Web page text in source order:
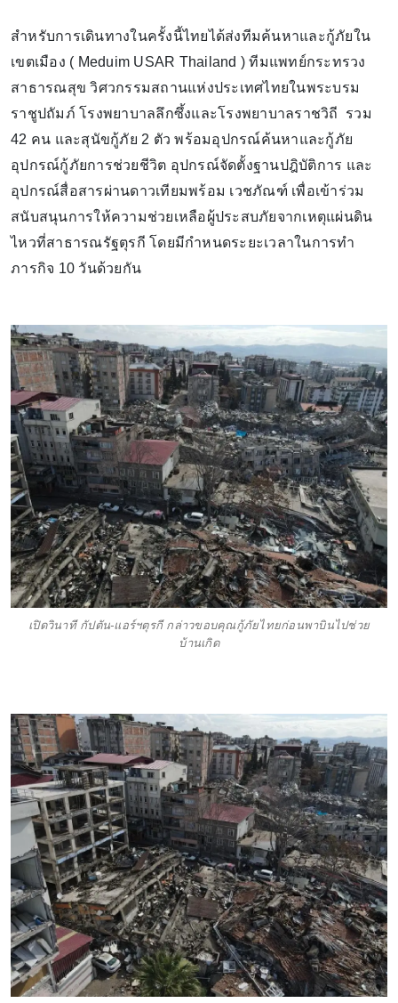
สำหรับการเดินทางในครั้งนี้ไทยได้ส่งทีมค้นหาและกู้ภัยใน
เขตเมือง ( Meduim USAR Thailand ) ทีมแพทย์กระทรวง
สาธารณสุข วิศวกรรมสถานแห่งประเทศไทยในพระบรม
ราชูปถัมภ์ โรงพยาบาลลึกซึ้งและโรงพยาบาลราชวิถี รวม
42 คน และสุนัขกู้ภัย 2 ตัว พร้อมอุปกรณ์ค้นหาและกู้ภัย
อุปกรณ์กู้ภัยการช่วยชีวิต อุปกรณ์จัดตั้งฐานปฎิบัติการ และ
อุปกรณ์สื่อสารผ่านดาวเทียมพร้อม เวชภัณฑ์ เพื่อเข้าร่วม
สนับสนุนการให้ความช่วยเหลือผู้ประสบภัยจากเหตุแผ่นดิน
ไหวที่สาธารณรัฐตุรกี โดยมีกำหนดระยะเวลาในการทำ
ภารกิจ 10 วันด้วยกัน
เปิดวินาที กัปตัน-แอร์ฯตุรกี กล่าวขอบคุณกู้ภัยไทยก่อนพาบินไปช่วย
บ้านเกิด